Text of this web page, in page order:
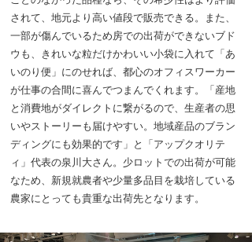
されて、地元より高い値段で販売できる。また、
一部が傷んでいるため房での出荷ができないブド
ウも、きれいな粒だけかわいい小袋に入れて「あ
いのり便」にのせれば、都心のオフィスワーカー
が仕事の合間に喜んでつまんでくれます。「産地
と消費地がダイレクトに繋がるので、生産者の思
いやストーリーも届けやすい。地域産品のブラン
ディングにも効果的です」と「アップクオリテ
ィ」代表の泉川大さん。少ロットでの出荷が可能
なため、新規就農者や少量多品目を栽培している
農家にとっても貴重な出荷先となります。